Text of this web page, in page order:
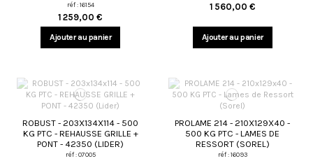
réf : 16154
1 259,00 €
Ajouter au panier
1 560,00 €
Ajouter au panier
ROBUST - 203X134X114 - 500
KG PTC - REHAUSSE GRILLE +
PONT - 42350 (LIDER)
réf : 07005
PROLAME 214 - 210X129X40 -
500 KG PTC - LAMES DE
RESSORT (SOREL)
réf : 16093